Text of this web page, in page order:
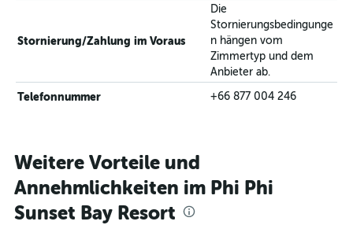
Stornierung/Zahlung im Voraus
Die
Stornierungsbedingunge
n hängen vom
Zimmertyp und dem
Anbieter ab.
Telefonnummer +66 877 004 246
Weitere Vorteile und
Annehmlichkeiten im Phi Phi
Sunset Bay Resort